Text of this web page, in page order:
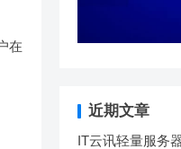
在
近期文章
IT云讯轻量服务